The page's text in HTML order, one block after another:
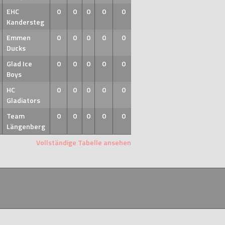
EHC
Kandersteg
0 0 0 0 0
Emmen
Ducks
0 0 0 0 0
Glad Ice
Boys
0 0 0 0 0
HC
Gladiators
0 0 0 0 0
Team
Längenberg
0 0 0 0 0
Vollständige Tabelle ansehen